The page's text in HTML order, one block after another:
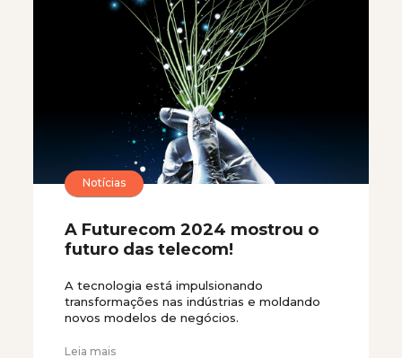
Notícias
A Futurecom 2024 mostrou o
futuro das telecom!
A tecnologia está impulsionando
transformações nas indústrias e moldando
novos modelos de negócios.
Leia mais